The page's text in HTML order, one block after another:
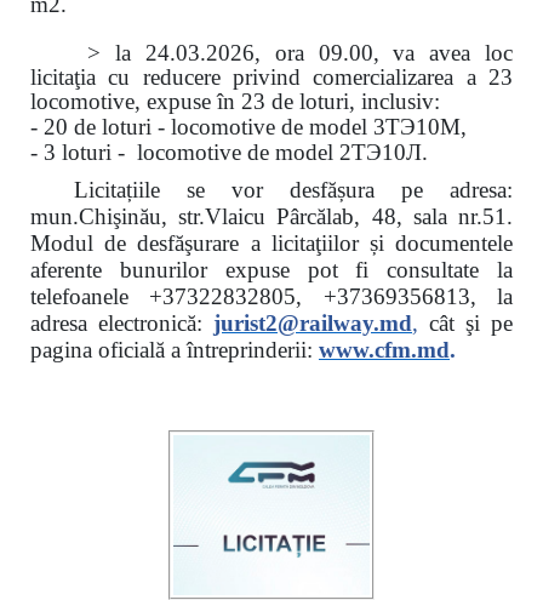
>la 24.03.2026, ora 09.00, va avea loc
licitaţia cu reducere privind comercializarea a 23
locomotive, expuse în 23 de loturi, inclusiv:
- 20 de loturi - locomotive de model 3ТЭ10М,
- 3 loturi - locomotive de model 2ТЭ10Л.
Licitațiile se vor desfășura pe adresa:
mun.Chişinău, str.Vlaicu Pârcălab, 48, sala nr.51.
Modul de desfăşurare a licitaţiilor și documentele
aferente bunurilor expuse pot fi consultate la
telefoanele +37322832805, +37369356813, la
adresa electronică: jurist2@railway.md, cât şi pe
pagina oficială a întreprinderii: www.cfm.md.